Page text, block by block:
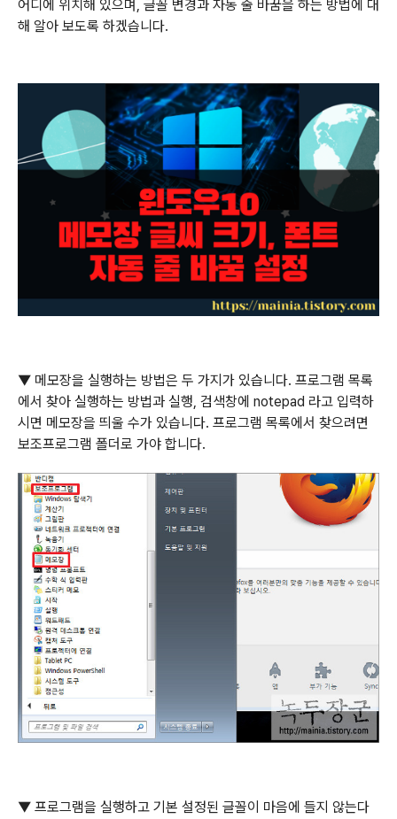
어디에 위치해 있으며, 글꼴 변경과 자동 줄 바꿈을 하는 방법에 대
해 알아 보도록 하겠습니다.
▼ 메모장을 실행하는 방법은 두 가지가 있습니다. 프로그램 목록
에서 찾아 실행하는 방법과 실행, 검색창에 notepad 라고 입력하
시면 메모장을 띄울 수가 있습니다. 프로그램 목록에서 찾으려면
보조프로그램 폴더로 가야 합니다.
▼ 프로그램을 실행하고 기본 설정된 글꼴이 마음에 들지 않는다